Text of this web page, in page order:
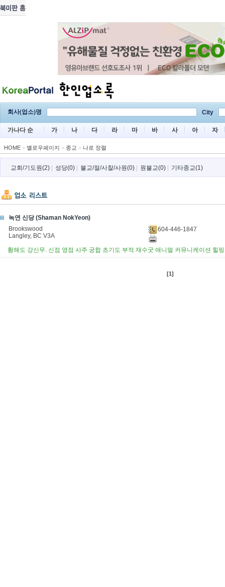
회사(업소)명 City
가나다 순 가 나 다 라 마 바 사 아 자
HOME > 옐로우페이지 > 종교 > 나로 정렬
교회/기도원(2) 성당(0) 불교/절/사찰/사원(0) 원불교(0) 기타종교(1)
녹연 신당 (Shaman NokYeon)
Brookswood
Langley, BC V3A
604-446-1847
황해도 강신무. 신점 영점 사주 궁합 초기도 부적 재수굿 애니멀 커뮤니케이션 힐
[1]